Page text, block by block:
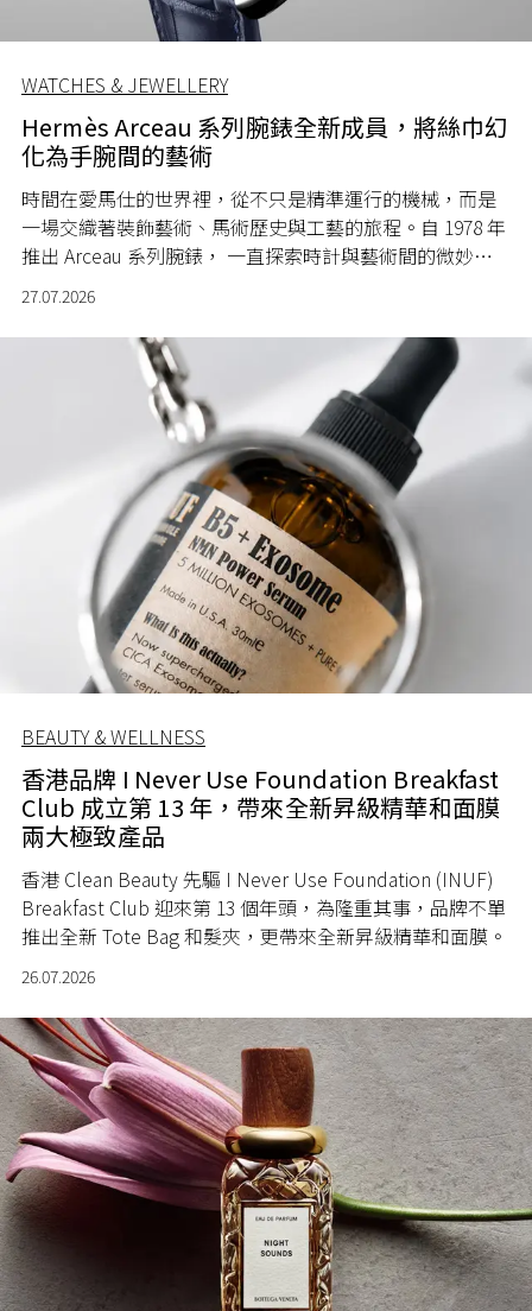
WATCHES & JEWELLERY
Hermès Arceau 系列腕錶全新成員，將絲巾幻
化為手腕間的藝術
時間在愛馬仕的世界裡，從不只是精準運行的機械，而是
一場交織著裝飾藝術、馬術歷史與工藝的旅程。自 1978 年
推出 Arceau 系列腕錶， 一直探索時計與藝術間的微妙關
27.07.2026
BEAUTY & WELLNESS
香港品牌 I Never Use Foundation Breakfast
Club 成立第 13 年，帶來全新昇級精華和面膜
兩大極致產品
香港 Clean Beauty 先驅 I Never Use Foundation (INUF)
Breakfast Club 迎來第 13 個年頭，為隆重其事，品牌不單
推出全新 Tote Bag 和髮夾，更帶來全新昇級精華和面膜。
26.07.2026